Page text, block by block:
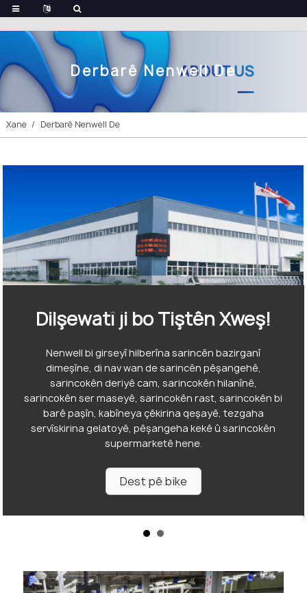
Derbarê Nenwell De
Xane Derbarê Nenwell De
Dilşewatî ji bo Tiştên Xweş!
Nenwell bi girseyî hilberîna sarincên bazirganî
dimeşîne, di nav wan de sarincên pêşangehê,
sarincokên deriyê cam, sarincokên hilanînê,
sarincokên ser maseyê, sarincokên rast, sarincokên bi
barê paşîn, kabîneya çêkirina qeşayê, tezgaha
servîskirina gelatoyê, pêşangeha kekê û sarincokên
supermarketê hene.
Dest pê bike